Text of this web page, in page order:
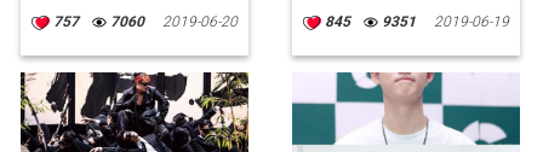
757 7060 2019-06-20 845 9351 2019-06-19